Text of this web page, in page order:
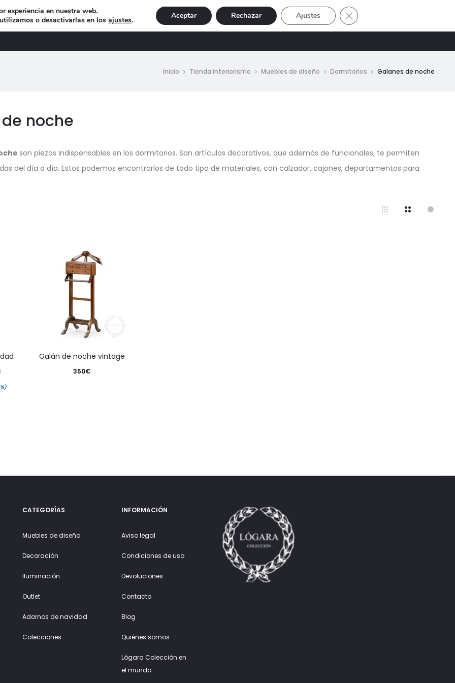
ILUMINACIÓN NAVIDAD EXCLUSIVE OFERTAS Buscar
Inicio Tienda interiorismo Muebles de diseño Dormitorios Galanes de noche
noche
son piezas indispensables en los dormitorios. Son artículos decorativos, que además de funcionales, te permiten
del día a día. Estos podemos encontrarlos de todo tipo de materiales, con calzador, cajones, departamentos para
galán de noche vintage
350€
CATEGORÍAS
Muebles de diseño
Decoración
Iluminación
Outlet
Adornos de navidad
Colecciones
INFORMACIÓN
Aviso legal
Condiciones de uso
Devoluciones
Contacto
Blog
Quiénes somos
Lógara Colección en
el mundo
experiencia en nuestra web.
o desactivarlas en losajustes. Aceptar Rechazar Ajustes Cerrar el banner de cookies